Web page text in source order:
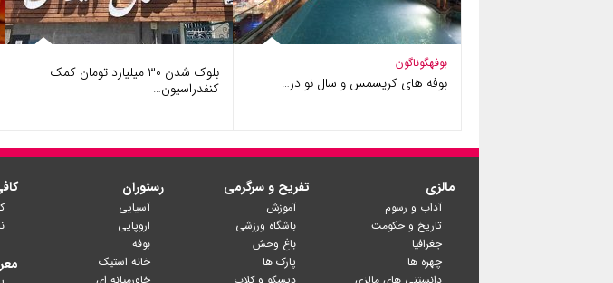
بوفهگوناگون
بوفه های کریسمس و سال نو در…
بلوک شدن ۳۰ میلیارد تومان کمک
کنفدراسیون…
مالزی
آداب و رسوم
تاریخ و حکومت
جغرافیا
چهره ها
تفریح و سرگرمی
آموزش
باشگاه ورزشی
باغ وحش
پارک ها
رستوران
آسیایی
اروپایی
بوفه
خانه استیک